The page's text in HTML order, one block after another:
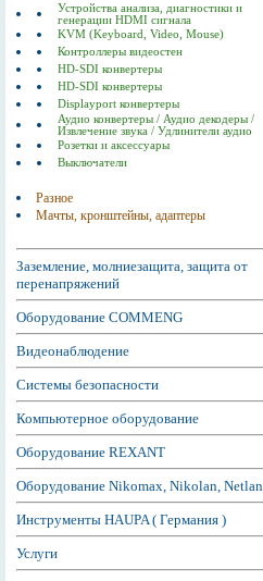
Устройства анализа, диагностики и
генерации HDMI сигнала
KVM (Keyboard, Video, Mouse)
Контроллеры видеостен
HD-SDI конвертеры
HD-SDI конвертеры
Displayport конвертеры
Аудио конвертеры / Аудио декодеры /
Извлечение звука / Удлинители аудио
Розетки и аксессуары
Выключатели
Разное
Мачты, кронштейны, адаптеры
Заземление, молниезащита, защита от
перенапряжений
Оборудование COMMENG
Видеонаблюдение
Системы безопасности
Компьютерное оборудование
Оборудование REXANT
Оборудование Nikomax, Nikolan, Netlan
Инструменты HAUPA ( Германия )
Услуги